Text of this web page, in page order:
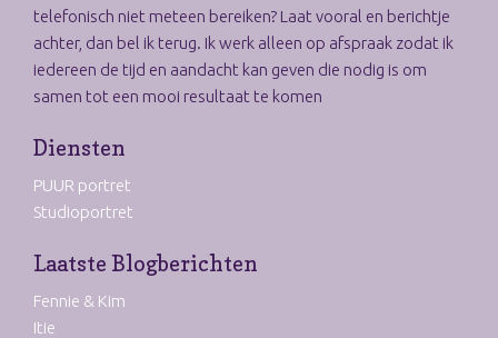
telefonisch niet meteen bereiken? Laat vooral en berichtje
achter, dan bel ik terug. Ik werk alleen op afspraak zodat ik
iedereen de tijd en aandacht kan geven die nodig is om
samen tot een mooi resultaat te komen
Diensten
PUUR portret
Studioportret
Laatste Blogberichten
Fennie & Kim
Itie